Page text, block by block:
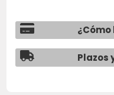
Plazos